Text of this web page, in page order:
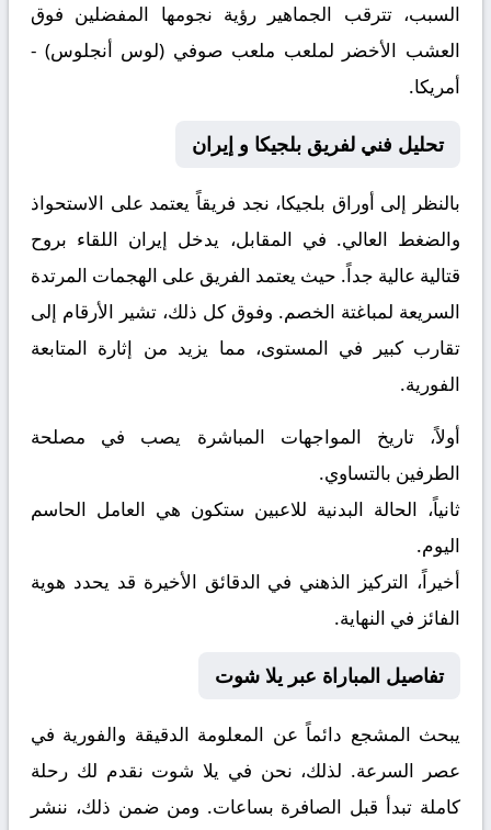
السبب، تترقب الجماهير رؤية نجومها المفضلين فوق
العشب الأخضر لملعب ملعب صوفي (لوس أنجلوس) -
أمريكا.
تحليل فني لفريق بلجيكا و إيران
بالنظر إلى أوراق بلجيكا، نجد فريقاً يعتمد على الاستحواذ
والضغط العالي. في المقابل، يدخل إيران اللقاء بروح
قتالية عالية جداً. حيث يعتمد الفريق على الهجمات المرتدة
السريعة لمباغتة الخصم. وفوق كل ذلك، تشير الأرقام إلى
تقارب كبير في المستوى، مما يزيد من إثارة المتابعة
الفورية.
أولاً، تاريخ المواجهات المباشرة يصب في مصلحة
الطرفين بالتساوي.
ثانياً، الحالة البدنية للاعبين ستكون هي العامل الحاسم
اليوم.
أخيراً، التركيز الذهني في الدقائق الأخيرة قد يحدد هوية
الفائز في النهاية.
تفاصيل المباراة عبر يلا شوت
يبحث المشجع دائماً عن المعلومة الدقيقة والفورية في
عصر السرعة. لذلك، نحن في يلا شوت نقدم لك رحلة
كاملة تبدأ قبل الصافرة بساعات. ومن ضمن ذلك، ننشر